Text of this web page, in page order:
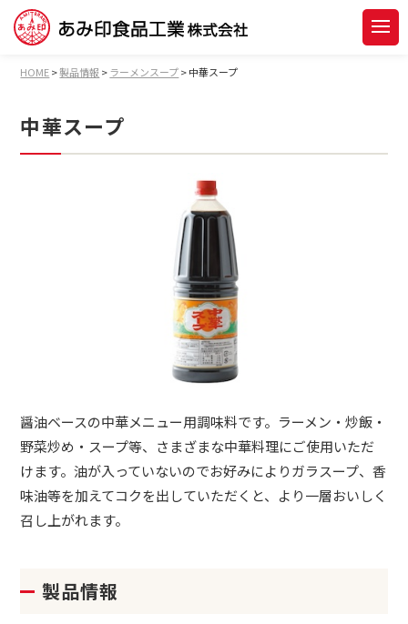
HOME>製品情報 >ラーメンスープ>中華スープ
中華スープ
醤油ベースの中華メニュー用調味料です。ラーメン・炒飯・
野菜炒め・スープ等、さまざまな中華料理にご使用いただ
けます。油が入っていないのでお好みによりガラスープ、香
味油等を加えてコクを出していただくと、より一層おいしく
召し上がれます。
製品情報